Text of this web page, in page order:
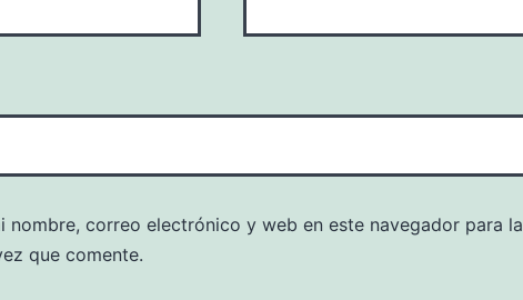
nombre, correo electrónico y web en este navegador para la
que comente.